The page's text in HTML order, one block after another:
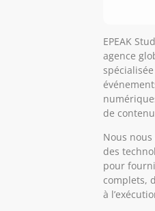
EPEAK
agence
de
Nous
des
pour
complets,
à